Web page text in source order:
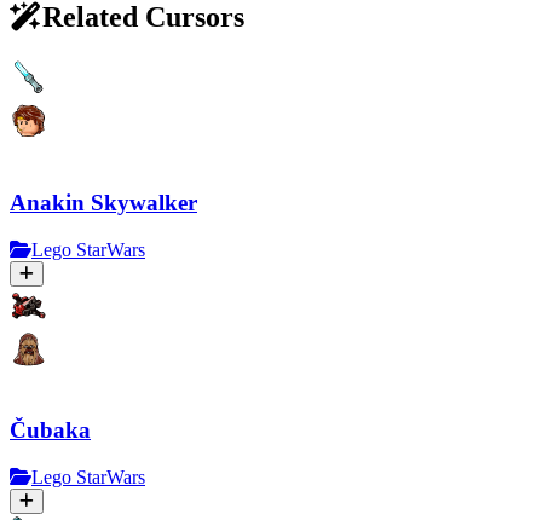
Related Cursors
Anakin Skywalker
Lego StarWars
Čubaka
Lego StarWars